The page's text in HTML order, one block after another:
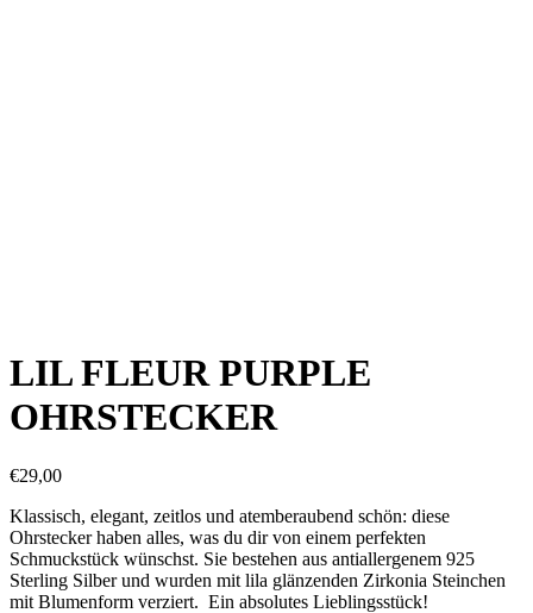
LIL FLEUR PURPLE
OHRSTECKER
€29,00
Klassisch, elegant, zeitlos und atemberaubend schön: diese
Ohrstecker haben alles, was du dir von einem perfekten
Schmuckstück wünschst. Sie bestehen aus antiallergenem 925
Sterling Silber und wurden mit lila glänzenden Zirkonia Steinchen
mit Blumenform verziert. Ein absolutes Lieblingsstück!